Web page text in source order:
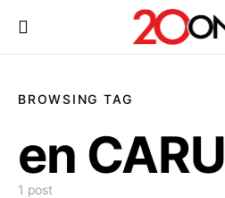
BROWSING TAG
en CARU
1 post